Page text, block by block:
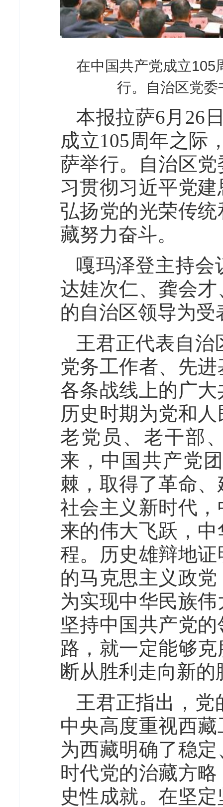
在中国共产党成立105
行。自治区党
本报拉萨6月26
成立105周年之际
萨举行。自治区
习贯彻习近平党
弘扬党的光荣传
藏努力奋斗。
嘎玛泽登主持会
达娃次仁、龚会
的自治区领导为
王君正代表自治
党务工作者、先
各条战线上的广
历史时期为党和
老党员、老干部
来，中国共产党
棘，取得了革命
社会主义新时代
来的伟大飞跃，
程。历史雄辩地
的马克思主义政
为实现中华民族
坚持中国共产党
路，就一定能够
断从胜利走向新的
王君正指出，党
中央高度重视西
为西藏明确了稳
时代党的治藏方
史性成就。在坚